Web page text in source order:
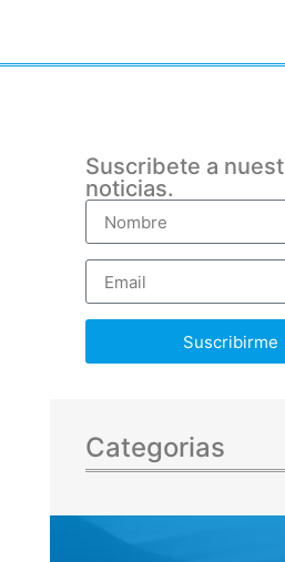
Suscribete a
noticias.
Suscribirme
Categorias